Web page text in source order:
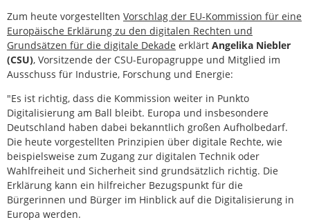
Zum heute vorgestellten Vorschlag der EU-Kommission für eine
Europäische Erklärung zu den digitalen Rechten und
Grundsätzen für die digitale Dekade erklärt Angelika Niebler
(CSU), Vorsitzende der CSU-Europagruppe und Mitglied im
Ausschuss für Industrie, Forschung und Energie:
"Es ist richtig, dass die Kommission weiter in Punkto
Digitalisierung am Ball bleibt. Europa und insbesondere
Deutschland haben dabei bekanntlich großen Aufholbedarf.
Die heute vorgestellten Prinzipien über digitale Rechte, wie
beispielsweise zum Zugang zur digitalen Technik oder
Wahlfreiheit und Sicherheit sind grundsätzlich richtig. Die
Erklärung kann ein hilfreicher Bezugspunkt für die
Bürgerinnen und Bürger im Hinblick auf die Digitalisierung in
Europa werden.